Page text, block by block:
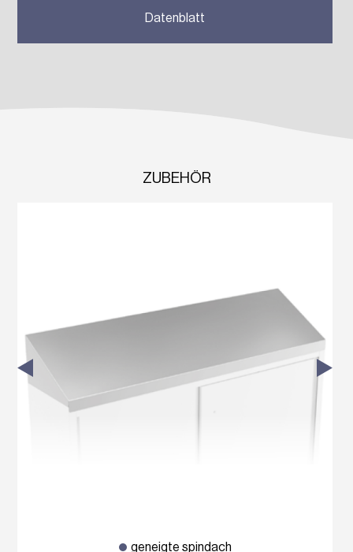
Datenblatt
ZUBEHÖR
geneigte spindach